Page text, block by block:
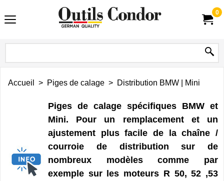
0
Accueil > Piges de calage > Distribution BMW | Mini
Piges de calage spécifiques BMW et
Mini. Pour un remplacement et un
ajustement plus facile de la chaîne /
courroie de distribution sur de
nombreux modèles comme par
exemple sur les moteurs R 50, 52 ,53